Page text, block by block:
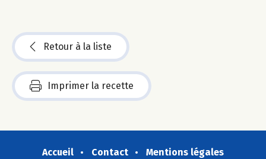
Retour à la liste
Imprimer la recette
Accueil Contact
Mentions légales